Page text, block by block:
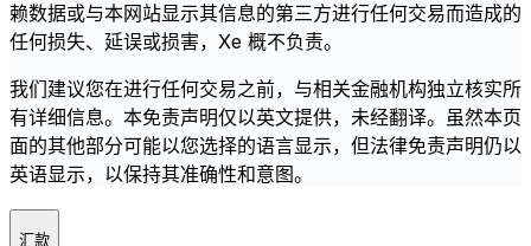
赖数据或与本网站显示其信息的第三方进行任何交易而造成的
任何损失、延误或损害，Xe 概不负责。
我们建议您在进行任何交易之前，与相关金融机构独立核实所
有详细信息。本免责声明仅以英文提供，未经翻译。虽然本页
面的其他部分可能以您选择的语言显示，但法律免责声明仍以
英语显示，以保持其准确性和意图。
汇款